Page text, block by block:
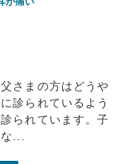
さまの方はどうや
診られているよう
られています。子
...